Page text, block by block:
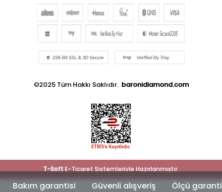
garantisi Güvenli alışveriş Ölçü garantisi
©2025 Tüm Hakkı Saklıdır. baronidiamond.com
T-SoftE-Ticaret Sistemleriyle Hazırlanmıştır.